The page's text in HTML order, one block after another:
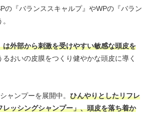
の『バランススキャルプ』やWPの『バラン
外部から刺激を受けやすい敏感な頭皮を
るおいの皮膜をつくり健やかな頭皮に導く
ャンプーを展開中。 ひんやりとしたリフレ
ッシングシャンプー」、頭皮を落ち着か